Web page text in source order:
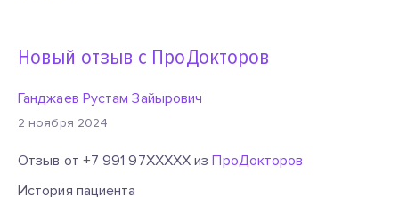
Новый отзыв с ПроДокторов
Ганджаев Рустам Зайырович
2 ноября 2024
Отзыв от +7 991 97XXXXX изПроДокторов
История пациента